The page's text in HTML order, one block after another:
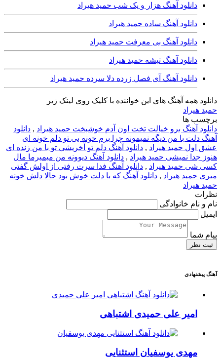
دانلود آهنگ هزار و یک شب حمید هیراد
دانلود آهنگ ساده حمید هیراد
دانلود آهنگ بی معرفت حمید هیراد
دانلود آهنگ تیشه حمید هیراد
دانلود آهنگ آی فصل زرده دلا سرده حمید هیراد
دانلود همه آهنگ های این خواننده با کلیک روی لینک زیر
حمید هیراد
برچسب ها
دانلود آهنگ برو خیالت تخت اون آدم خوشبخت حمید هیراد , دانلود
آهنگ دلت با من دیگه نمیمونه چرا برم خونه بی تو دلم خونه ای
عشق اول حمید هیراد , دانلود آهنگ دلم تو آخریشی تو با من زنده ای
هنوز جدا نمیشی حمید هیراد , دانلود آهنگ دیوونه من میمیرما مال
کسی شی حمید هیراد , دانلود آهنگ فدا سرت رفتی از اولش گفتی
میری حمید هیراد , دانلود آهنگ که با دلت خوش بود حالا دلش خونه
حمید هیراد
نظرات
نام و نام خانوادگی
ایمیل
پیام شما
آهنگ پیشنهادی
امیر علی حمیدی اشتباهی
مهدی یوسفیان استثنایی